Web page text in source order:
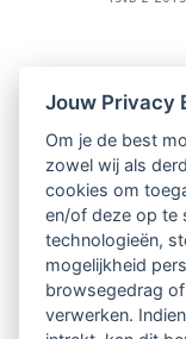
Ontvang 10 x
vrij
nieuws op
Jouw Privacy
Om je de best
zowel wij als
cookies om
en/of deze op te
technologieën,
mogelijkheid
browsegedrag
verwerken.